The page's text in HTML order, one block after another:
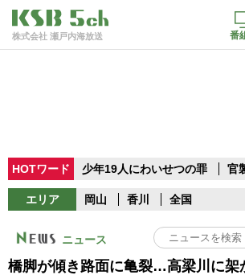
株式会社 瀬戸内海放送 番
HOTワード 少年19人にわいせつの罪 官
エリア 岡山 香川 全国
ニュース
橋脚が傾き路面に亀裂…高梁川に架